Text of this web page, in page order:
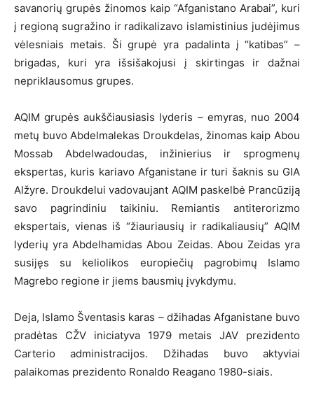
savanorių grupės žinomos kaip “Afganistano Arabai”, kuri
į regioną sugražino ir radikalizavo islamistinius judėjimus
vėlesniais metais. Ši grupė yra padalinta į “katibas” –
brigadas, kuri yra išsišakojusi į skirtingas ir dažnai
nepriklausomus grupes.
AQIM grupės aukščiausiasis lyderis – emyras, nuo 2004
metų buvo Abdelmalekas Droukdelas, žinomas kaip Abou
Mossab Abdelwadoudas, inžinierius ir sprogmenų
ekspertas, kuris kariavo Afganistane ir turi šaknis su GIA
Alžyre. Droukdelui vadovaujant AQIM paskelbė Prancūziją
savo pagrindiniu taikiniu. Remiantis antiterorizmo
ekspertais, vienas iš “žiauriausių ir radikaliausių” AQIM
lyderių yra Abdelhamidas Abou Zeidas. Abou Zeidas yra
susijęs su keliolikos europiečių pagrobimų Islamo
Magrebo regione ir jiems bausmių įvykdymu.
Deja, Islamo Šventasis karas – džihadas Afganistane buvo
pradėtas CŽV iniciatyva 1979 metais JAV prezidento
Carterio administracijos. Džihadas buvo aktyviai
palaikomas prezidento Ronaldo Reagano 1980-siais.